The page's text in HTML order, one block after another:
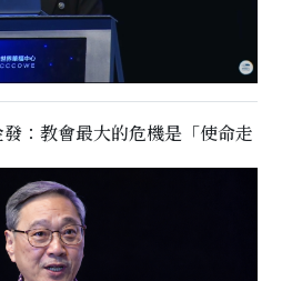
發：教會最大的危機是「使命走